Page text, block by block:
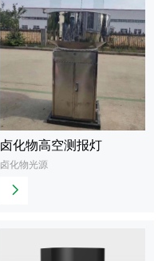
卤化物高空测报灯
卤化物光源
查